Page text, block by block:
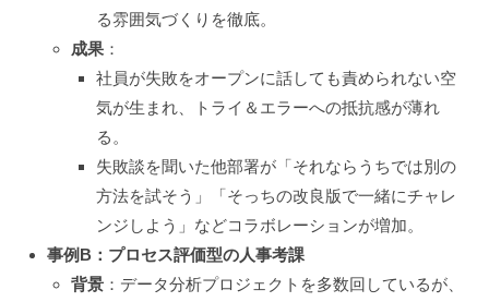
る雰囲気づくりを徹底。
成果 ：
社員が失敗をオープンに話しても責められない空
気が生まれ、トライ＆エラーへの抵抗感が薄れ
る。
失敗談を聞いた他部署が「それならうちでは別の
方法を試そう」「そっちの改良版で一緒にチャレ
ンジしよう」などコラボレーションが増加。
事例B：プロセス評価型の人事考課
背景 ：データ分析プロジェクトを多数回しているが、